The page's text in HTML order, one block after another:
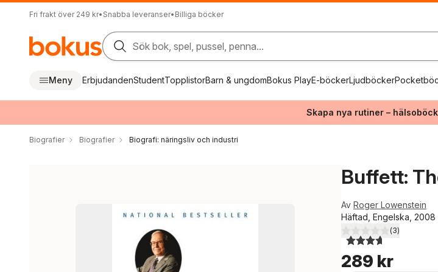
Fri frakt över 249 kr• Snabba leveranser• Billiga böcker
Sök bok, spel, pussel, penna...
Meny ErbjudandenStudentTopplistorBarn & ungdomBokus PlayE-böckerLjudböcker
Skapa nya rutiner –
Biografier Biografier Biografi: näringsliv och industri
Buffett:
Av Roger Lowenstein
Häftad, Engelska, 2008
3,7utav 5 stjärnor. Totalt
(3)
289 kr